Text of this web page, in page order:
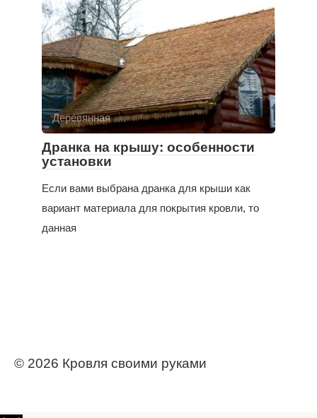
Деревянная
Дранка на крышу: особенности
установки
Если вами выбрана дранка для крыши как
вариант материала для покрытия кровли, то
данная
© 2026 Кровля своими руками